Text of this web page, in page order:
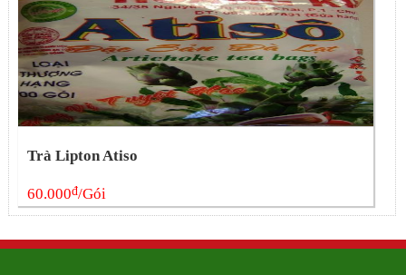
Trà Lipton Atiso
60.000đ/Gói